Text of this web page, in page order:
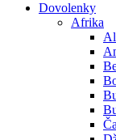
Dovolenky
Afrika